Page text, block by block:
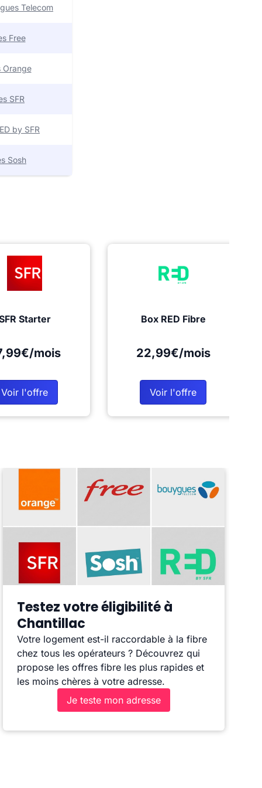
Telecom
Free
Orange
SFR
by SFR
Sosh
Starter
mois
Voir l'offre
Box RED Fibre
22,99€/mois
Voir l'offre
Testez votre éligibilité à
Chantillac
Votre logement est-il raccordable à la fibre
chez tous les opérateurs ? Découvrez qui
propose les offres fibre les plus rapides et
les moins chères à votre adresse.
Je teste mon adresse